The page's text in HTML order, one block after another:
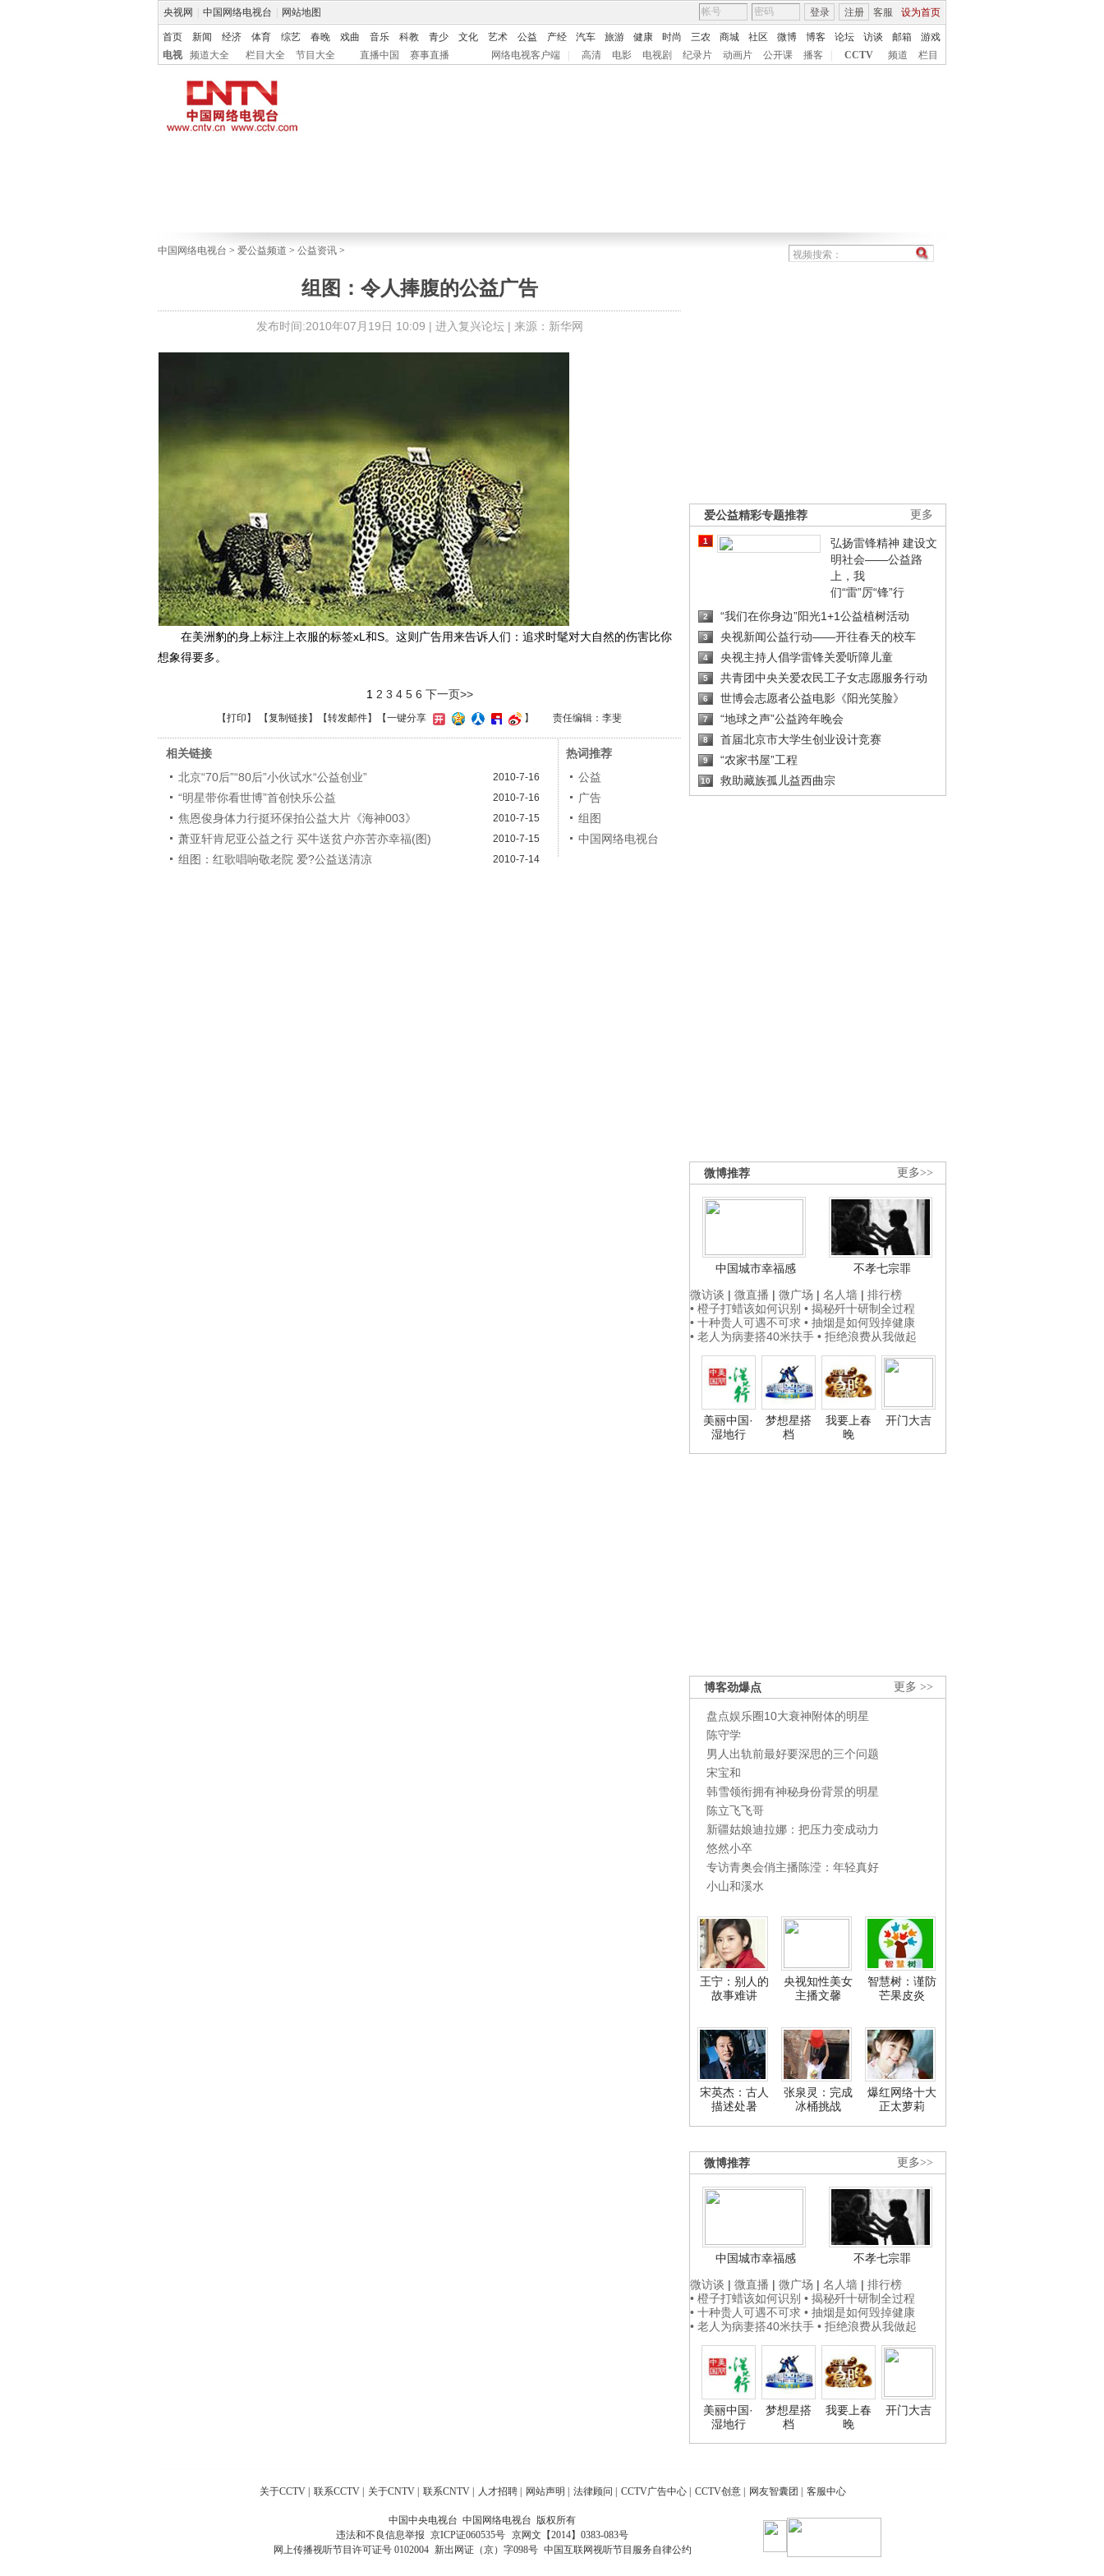
央视网 中国网络电视台 网站地图 客服 设为首页
登录 注册
首页 新闻 经济 体育 综艺 春晚 戏曲 音乐 科教 青少 文化 艺术 公益 产经 汽车 旅游 健康 时尚 三农 商城 社区 微博 博客 论坛 访谈 邮箱
游戏
电视
频道大全 栏目大全 节目大全 直播中国 赛事直播 网络电视客户端 高清 电影 电视剧 纪录片 动画片 公开课 播客 CCTV 频道 栏目
中国网络电视台 > 爱公益频道 > 公益资讯 >
组图：令人捧腹的公益广告
发布时间:2010年07月19日 10:09 | 进入复兴论坛| 来源：新华网
更多
爱公益精彩专题推荐
1
弘扬雷锋精神 建设文
明社会——公益路
上，我
们“雷”厉“锋”行
2 “我们在你身边”阳光1+1公益植树活动
3 央视新闻公益行动——开往春天的校车
4 央视主持人倡学雷锋关爱听障儿童
5 共青团中央关爱农民工子女志愿服务行动
6 世博会志愿者公益电影《阳光笑脸》
7 “地球之声”公益跨年晚会
8 首届北京市大学生创业设计竞赛
9 “农家书屋”工程
10 救助藏族孤儿益西曲宗
更多>>
微博推荐
中国城市幸福感
不孝七宗罪
微访谈 | 微直播 | 微广场 | 名人墙 | 排行榜
• 橙子打蜡该如何识别 • 揭秘歼十研制全过程
• 十种贵人可遇不可求 • 抽烟是如何毁掉健康
• 老人为病妻搭40米扶手 • 拒绝浪费从我做起
美丽中国·
湿地行
梦想星搭
档
我要上春
晚
开门大吉
更多 >>
博客劲爆点
盘点娱乐圈10大衰神附体的明星
陈守学
男人出轨前最好要深思的三个问题
宋宝和
韩雪领衔拥有神秘身份背景的明星
陈立飞飞哥
新疆姑娘迪拉娜：把压力变成动力
悠然小卒
专访青奥会俏主播陈滢：年轻真好
小山和溪水
王宁：别人的
故事难讲
央视知性美女
主播文馨
智慧树：谨防
芒果皮炎
宋英杰：古人
描述处暑
张泉灵：完成
冰桶挑战
爆红网络十大
正太萝莉
更多>>
微博推荐
中国城市幸福感
不孝七宗罪
微访谈 | 微直播 | 微广场 | 名人墙 | 排行榜
• 橙子打蜡该如何识别 • 揭秘歼十研制全过程
• 十种贵人可遇不可求 • 抽烟是如何毁掉健康
• 老人为病妻搭40米扶手 • 拒绝浪费从我做起
美丽中国·
湿地行
梦想星搭
档
我要上春
晚
开门大吉
在美洲豹的身上标注上衣服的标签xL和S。这则广告用来告诉人们：追求时髦对大自然的伤害比你
想象得要多。
1 2 3 4 5 6 下一页>>
【打印 】 【复制链接】【转发邮件】 【一键分享 】 责任编辑：李斐
相关链接
北京“70后”“80后”小伙试水“公益创业”
2010-7-16
“明星带你看世博”首创快乐公益 2010-7-16
焦恩俊身体力行挺环保拍公益大片《海神003》 2010-7-15
萧亚轩肯尼亚公益之行 买牛送贫户亦苦亦幸福(图) 2010-7-15
组图：红歌唱响敬老院 爱?公益送清凉 2010-7-14
热词推荐
公益
广告
组图
中国网络电视台
关于CCTV 联系CCTV 关于CNTV 联系CNTV 人才招聘 网站声明 法律顾问 CCTV广告中心 CCTV创意 网友智囊团 客服中心
中国中央电视台 中国网络电视台 版权所有
违法和不良信息举报 京ICP证060535号
京网文【2014】0383-083号
网上传播视听节目许可证号 0102004 新出网证（京）字098号 中国互联网视听节目服务自律公约